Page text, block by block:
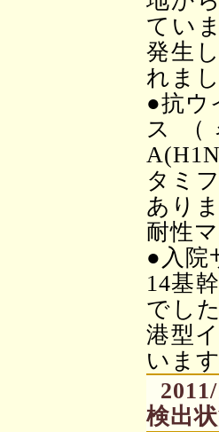
てい
発生
れまし
●抗ウ
ス
タミ
あり
耐性
●入院
14基
でし
港型
います
検出